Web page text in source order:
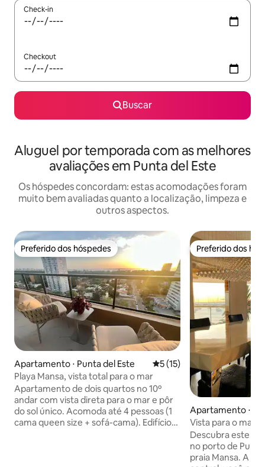
Check-in
Checkout
Buscar
Aluguel por temporada com as melhores
avaliações em Punta del Este
Os hóspedes concordam: estas acomodações foram
muito bem avaliadas quanto a localização, limpeza e
outros aspectos.
Preferido dos hóspedes
Preferido dos hóspedes
Apartamento ⋅ Punta del Este 5 de uma avaliação média
5 (15)
Playa Mansa, vista total para o mar
Apartamento de dois quartos no 10º
andar com vista direta para o mar e pôr
do sol único. Acomoda até 4 pessoas (1
cama queen size + sofá-cama). Edifício
Preferido dos
Preferido dos
Apartamento ⋅
Vista para o mar
Mansa. Porto.
Descubra este
no porto de
praia Mansa. A